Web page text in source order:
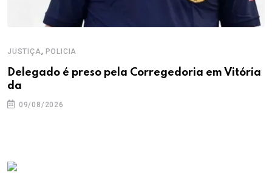
JUSTIÇA, POLICIA
Delegado é preso pela Corregedoria em Vitória
da
09/08/2026